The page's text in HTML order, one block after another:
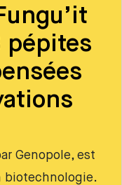
pépites
Genopole, est
biotechnologie.